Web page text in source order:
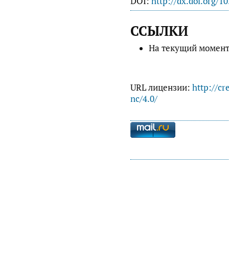
ССЫЛКИ
На текущий
URL лицензии: http://
nc/4.0/